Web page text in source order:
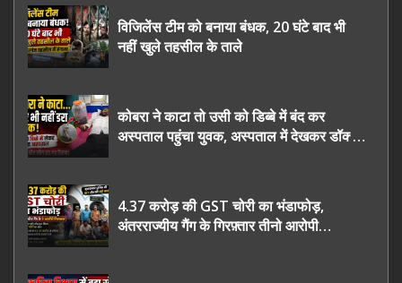
विजिलेंस टीम को बनाया बंधक, 20 घंटे बाद भी
नहीं खुले तहसील के ताले
कोबरा ने काटा तो उसी को डिब्बे में बंद कर
अस्पताल पहुंचा युवक, अस्पताल में देखकर डॉक्टर
4.37 करोड़ की GST चोरी का भंडाफोड़,
अंतरराज्यीय गैंग के गिरफ़्तार तीनो आरोपी